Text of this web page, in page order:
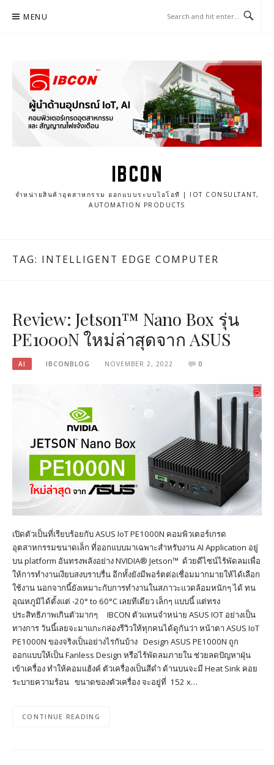
MENU
IBCON
จำหน่ายสินค้าอุตสาหกรรม ออกแบบระบบไอโอที | IOT CONSULTANT,
AUTOMATION PRODUCTS
TAG: INTELLIGENT EDGE COMPUTER
Review: Jetson™ Nano Box รุ่น
PE1000N ใหม่ล่าสุดจาก ASUS
AI IBCONBLOG NOVEMBER 2, 2022 0
เปิดตัวเป็นที่เรียบร้อยกับ ASUS IoT PE1000N คอมพิวเตอร์เกรด
อุตสาหกรรมขนาดเล็ก ที่ออกแบบมาเฉพาะสำหรับงาน AI Application อยู่
บน platform อันทรงพลังอย่าง NVIDIA® Jetson™ ด้วยดีไซน์ไร้พัดลมเพื่อ
ให้การทำงานเงียบสงบราบรื่น อีกทั้งยังมีพอร์ตต่อเชื่อมมากมายให้ได้เลือก
ใช้งาน นอกจากนี้ยังเหมาะกับการทำงานในสภาวะแวดล้อมหนักๆ ได้ ทน
อุณหภูมิได้ตั้งแต่ -20° to 60°C เลยทีเดียว เล็กๆ แบบนี้ แต่ทรง
ประสิทธิภาพเกินตัวมากๆ IBCON ตัวแทนจำหน่าย ASUS IOT อย่างเป็น
ทางการ วันนี้เลยจะมาแกะกล่องรีวิวให้ทุกคนได้ดูกันว่า หน้าตา ASUS IoT
PE1000N ของจริงเป็นอย่างไรกันบ้าง Design ASUS PE1000N ถูก
ออกแบบให้เป็น Fanless Design หรือไร้พัดลมภายใน ช่วยลดปัญหาฝุ่น
เข้าเครื่อง ทำให้คอมแฮ้งค์ ตัวเครื่องเป็นสีดำ ด้านบนจะมี Heat Sink คอย
ระบายความร้อน ขนาดของตัวเครื่อง จะอยู่ที่ 152 x…
CONTINUE READING